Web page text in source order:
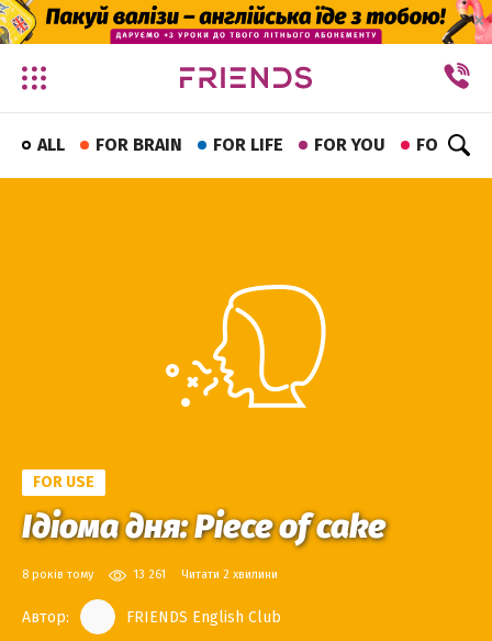
✕
ALL FOR BRAIN FOR LIFE FOR YOU FOR FUN
FOR USE
Ідіома дня: Piece of cake
8 років тому 13 261 Читати 2 хвилини
Автор: FRIENDS English Club